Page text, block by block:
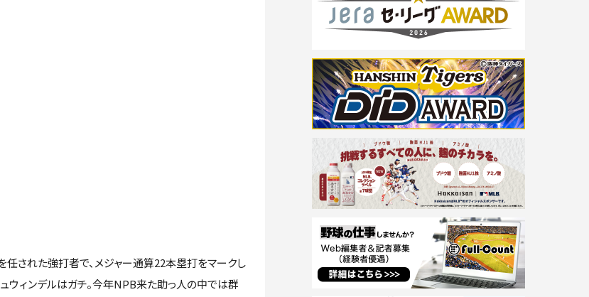
された強打者で、メジャー通算22本塁打をマークし
ウィンデルはガチ。今年NPB来た助っ人の中では群